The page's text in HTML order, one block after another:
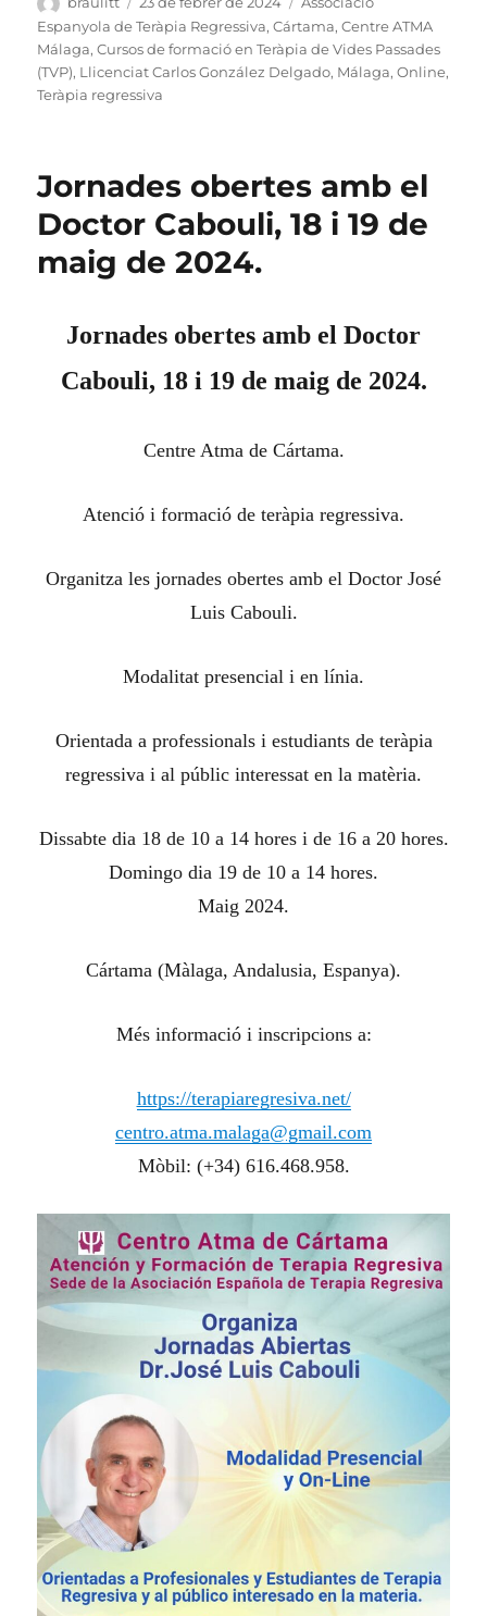
el
Espanyola de Teràpia Regressiva,Cártama,Centre ATMA
Málaga,Cursos de formació en Teràpia de Vides Passades
(TVP), Llicenciat Carlos González Delgado, Málaga,Online,
Teràpia regressiva
Jornades obertes amb el
Doctor Cabouli, 18 i 19 de
maig de 2024.
Jornades obertes amb el Doctor
Cabouli, 18 i 19 de maig de 2024.
Centre Atma de Cártama.
Atenció i formació de teràpia regressiva.
Organitza les jornades obertes amb el Doctor José
Luis Cabouli.
Modalitat presencial i en línia.
Orientada a professionals i estudiants de teràpia
regressiva i al públic interessat en la matèria.
Dissabte dia 18 de 10 a 14 hores i de 16 a 20 hores.
Domingo dia 19 de 10 a 14 hores.
Maig 2024.
Cártama (Màlaga, Andalusia, Espanya).
Més informació i inscripcions a:
https://terapiaregresiva.net/
centro.atma.malaga@gmail.com
Mòbil: (+34) 616.468.958.